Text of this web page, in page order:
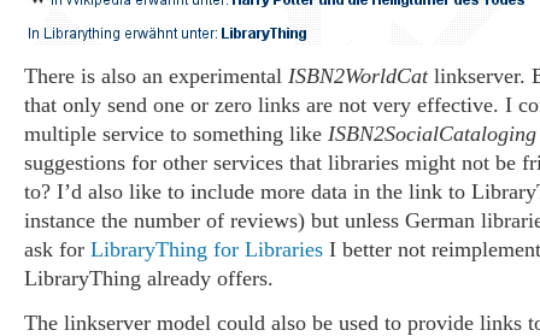
There is also an experimental ISBN2WorldCatlinkserver.
that only send one or zero links are not very effective. I
multiple service to something like ISBN2SocialCataloging
suggestions for other services that libraries might not be
to? I’d also like to include more data in the link to
instance the number of reviews) but unless German
ask for LibraryThing for Libraries I better not
LibraryThing already offers.
The linkserver model could also be used to provide links